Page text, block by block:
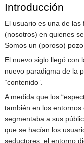
Introducción
El usuario es una de
(nosotros) en quienes
Somos un (poroso)
El nuevo siglo llegó con
nuevo paradigma de la
“contenido”.
A medida que los
también en los
segmentaba a sus
que se hacían los
seductores, el entorno